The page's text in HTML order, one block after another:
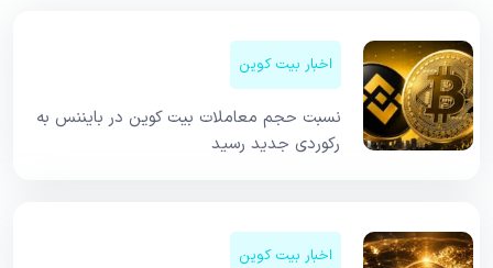
اخبار بیت کوین
نسبت حجم معاملات بیت کوین در بایننس به
رکوردی جدید رسید
اخبار بیت کوین